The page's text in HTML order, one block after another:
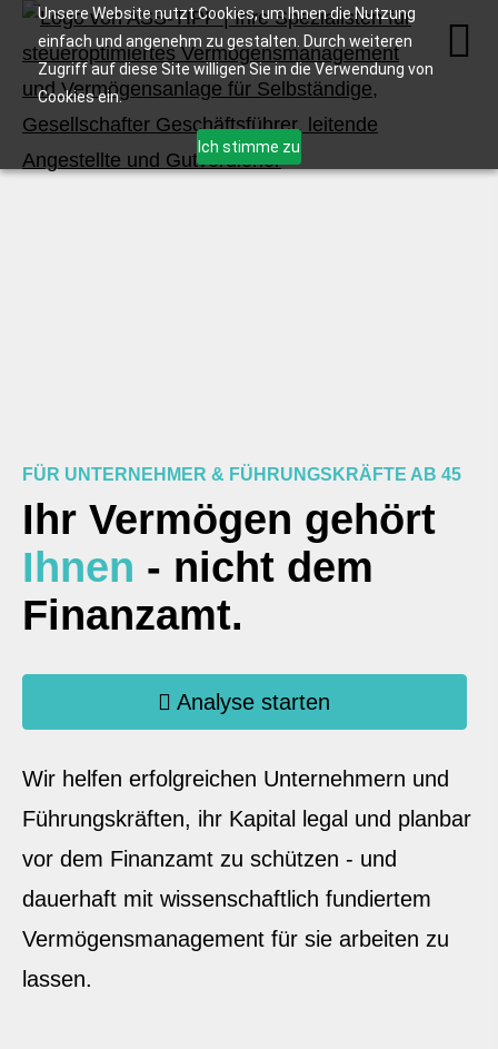
Unsere Website nutzt Cookies, um Ihnen die Nutzung
einfach und angenehm zu gestalten. Durch weiteren
Zugriff auf diese Site willigen Sie in die Verwendung von
Cookies ein.
Ich stimme zu
FÜR UNTERNEHMER & FÜHRUNGSKRÄFTE AB 45
Ihr Vermögen gehört
Ihnen - nicht dem
Finanzamt.
Analyse starten
Wir helfen erfolgreichen Unternehmern und
Führungskräften, ihr Kapital legal und planbar
vor dem Finanzamt zu schützen - und
dauerhaft mit wissenschaftlich fundiertem
Vermögensmanagement für sie arbeiten zu
lassen.